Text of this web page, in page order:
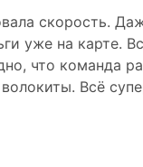
скорость.
уже на карте.
что команда
Всё